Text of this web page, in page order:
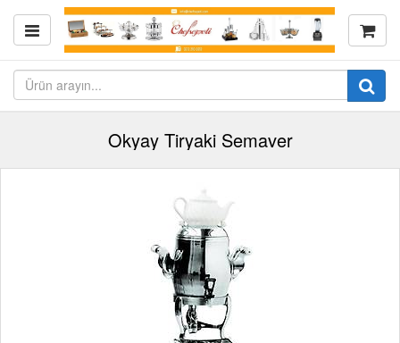
Okyay Tiryaki Semaver